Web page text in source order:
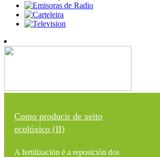
Como producir de xeito
ecolóxico (II)
A fertilización é a reposición dos